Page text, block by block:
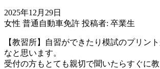
2025年12月29日
女性 普通自動車免許 投稿者: 卒業生
【教習所】自習ができたり模試のプリン
なと思います。
受付の方もとても親切で聞いたらすぐに